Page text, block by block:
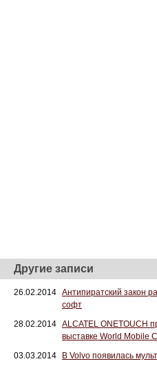
Другие записи
26.02.2014 Антипиратский закон
софт
28.02.2014 ALCATEL ONETOUCH
выставке World Mobile
03.03.2014
В Volvo появилась